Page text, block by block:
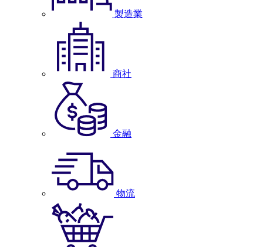
製造業
商社
金融
物流